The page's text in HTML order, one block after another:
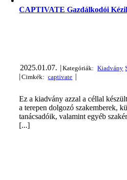
CAPTIVATE Gazdálkodói
2025.01.07. |
|
|
Ez a kiadvány azzal a céllal
a terepen dolgozó szakemberek,
tanácsadóik, valamint egyéb
[...]